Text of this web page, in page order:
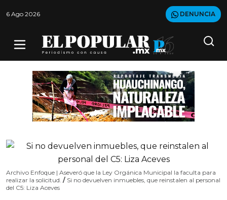
6 Ago 2026 DENUNCIA
Archivo Enfoque | Aseveró que la Ley Orgánica Municipal la faculta para
realizar la solicitud. / Si no devuelven inmuebles, que reinstalen al personal
del C5: Liza Aceves